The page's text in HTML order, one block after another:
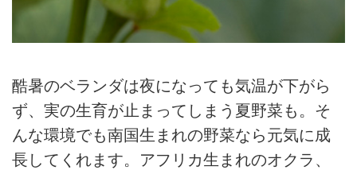
酷暑のベランダは夜になっても気温が下がら
ず、実の生育が止まってしまう夏野菜も。そ
んな環境でも南国生まれの野菜なら元気に成
長してくれます。アフリカ生まれのオクラ、